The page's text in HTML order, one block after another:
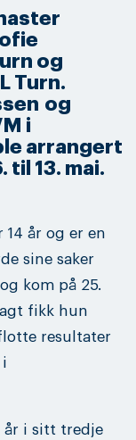
og
Turn.
og
i
arrangert
til 13. mai.
år og er en
sine saker
kom på 25.
fikk hun
resultater
i
år i sitt tredje